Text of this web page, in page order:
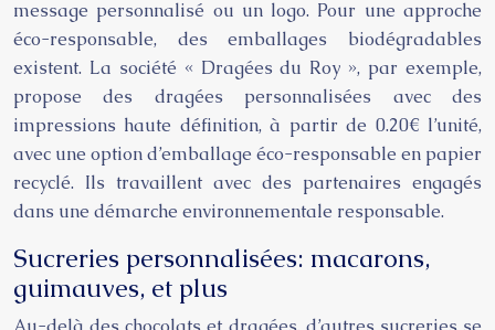
message personnalisé ou un logo. Pour une approche
éco-responsable, des emballages biodégradables
existent. La société « Dragées du Roy », par exemple,
propose des dragées personnalisées avec des
impressions haute définition, à partir de 0.20€ l’unité,
avec une option d’emballage éco-responsable en papier
recyclé. Ils travaillent avec des partenaires engagés
dans une démarche environnementale responsable.
Sucreries personnalisées: macarons,
guimauves, et plus